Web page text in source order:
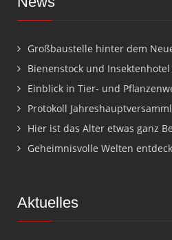
Großbaustelle hinter dem
Bienenstock und
Einblick in Tier- und
Protokoll
Hier ist das Alter etwas ganz
Geheimnisvolle Welten
Aktuelles